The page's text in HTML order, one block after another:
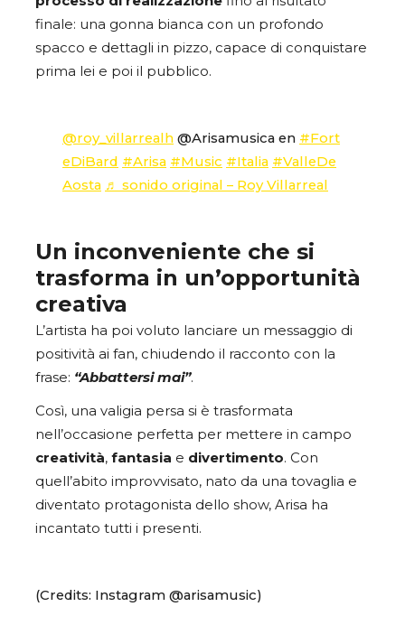
finale: una gonna bianca con un profondo
spacco e dettagli in pizzo, capace di conquistare
prima lei e poi il pubblico.
@roy_villarrealh @Arisamusica en #Fort
eDiBard #Arisa #Music #Italia #ValleDe
Aosta ♬ sonido original – Roy Villarreal
Un inconveniente che si
trasforma in un’opportunità
creativa
L’artista ha poi voluto lanciare un messaggio di
positività ai fan, chiudendo il racconto con la
frase: “Abbattersi mai”.
Così, una valigia persa si è trasformata
nell’occasione perfetta per mettere in campo
creatività, fantasia e divertimento. Con
quell’abito improvvisato, nato da una tovaglia e
diventato protagonista dello show, Arisa ha
incantato tutti i presenti.
(Credits: Instagram @arisamusic)